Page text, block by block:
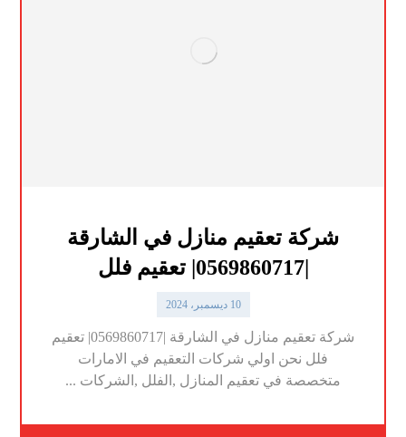
شركة تعقيم منازل في الشارقة
|0569860717| تعقيم فلل
10 ديسمبر، 2024
شركة تعقيم منازل في الشارقة |0569860717| تعقيم
فلل نحن اولي شركات التعقيم في الامارات
متخصصة في تعقيم المنازل ,الفلل ,الشركات ...